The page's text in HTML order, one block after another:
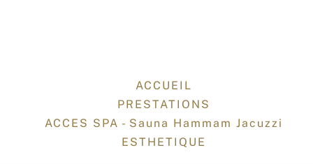
ACCUEIL
PRESTATIONS
ACCES SPA - Sauna Hammam Jacuzzi
ESTHETIQUE